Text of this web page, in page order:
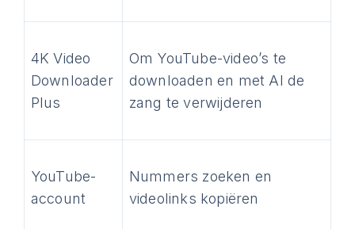
4K Video
Downloader
Plus
Om YouTube-video’s te
downloaden en met AI de
zang te verwijderen
YouTube-
account
Nummers zoeken en
videolinks kopiëren